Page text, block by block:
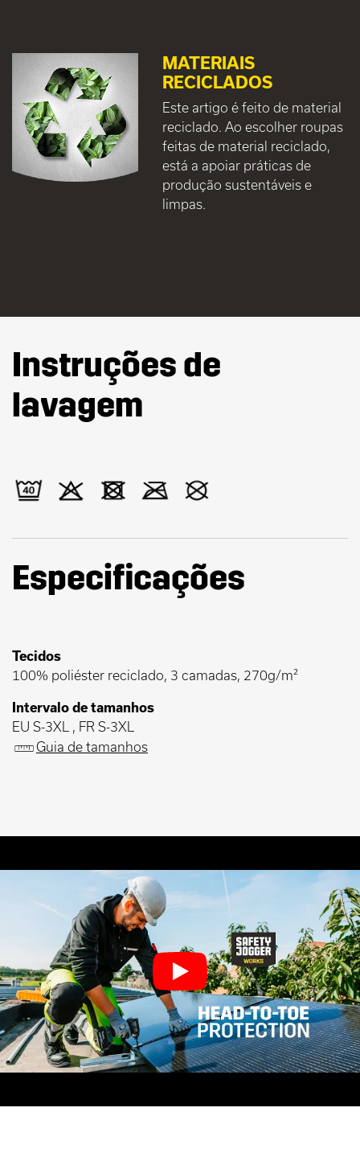
MATERIAIS
RECICLADOS
Este artigo é feito de material
reciclado. Ao escolher roupas
feitas de material reciclado,
está a apoiar práticas de
produção sustentáveis e
limpas.
Instruções de
lavagem
Especificações
Tecidos
100% poliéster reciclado, 3 camadas, 270g/m²
Intervalo de tamanhos
EU S-3XL , FR S-3XL
Guia de tamanhos